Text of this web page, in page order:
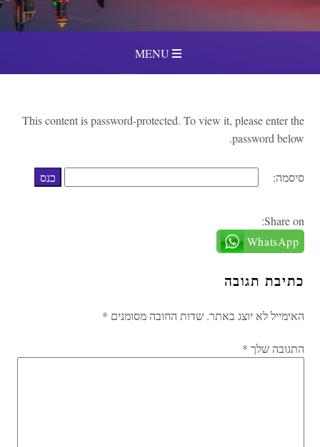
MENU
This content is password-protected. To view it, please enter the
password below.
סיסמה:
Share on:
WhatsApp
כתיבת תגובה
האימייל לא יוצג באתר. שדות החובה מסומנים *
התגובה שלך *